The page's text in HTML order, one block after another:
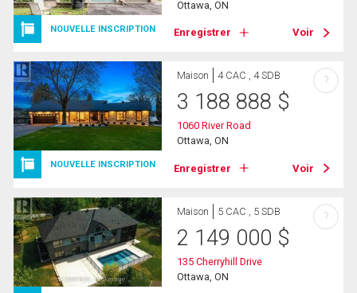
NOUVELLE INSCRIPTION
Ottawa, ON
Enregistrer Voir
NOUVELLE INSCRIPTION
Maison 4 CAC , 4 SDB
3 188 888 $
1060 River Road
Ottawa, ON
Enregistrer Voir
?
Maison 5 CAC , 5 SDB
2 149 000 $
135 Cherryhill Drive
Ottawa, ON
?